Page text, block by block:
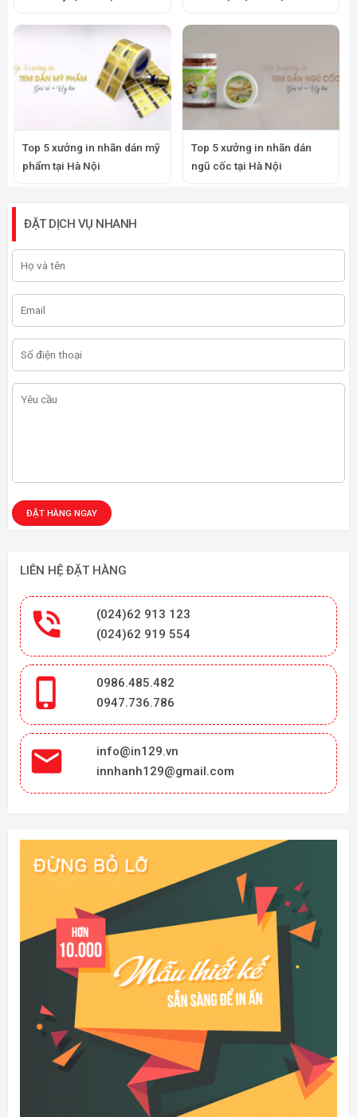
Top 5 xưởng in nhãn dán mỹ
phẩm tại Hà Nội
Top 5 xưởng in nhãn dán
ngũ cốc tại Hà Nội
ĐẶT DỊCH VỤ NHANH
LIÊN HỆ ĐẶT HÀNG

(024)62 913 123
(024)62 919 554

0986.485.482
0947.736.786

info@in129.vn
innhanh129@gmail.com